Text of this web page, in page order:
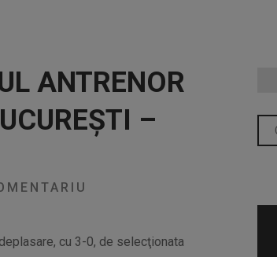
ANTRENOR
–
cu 3-0, de selecţionata